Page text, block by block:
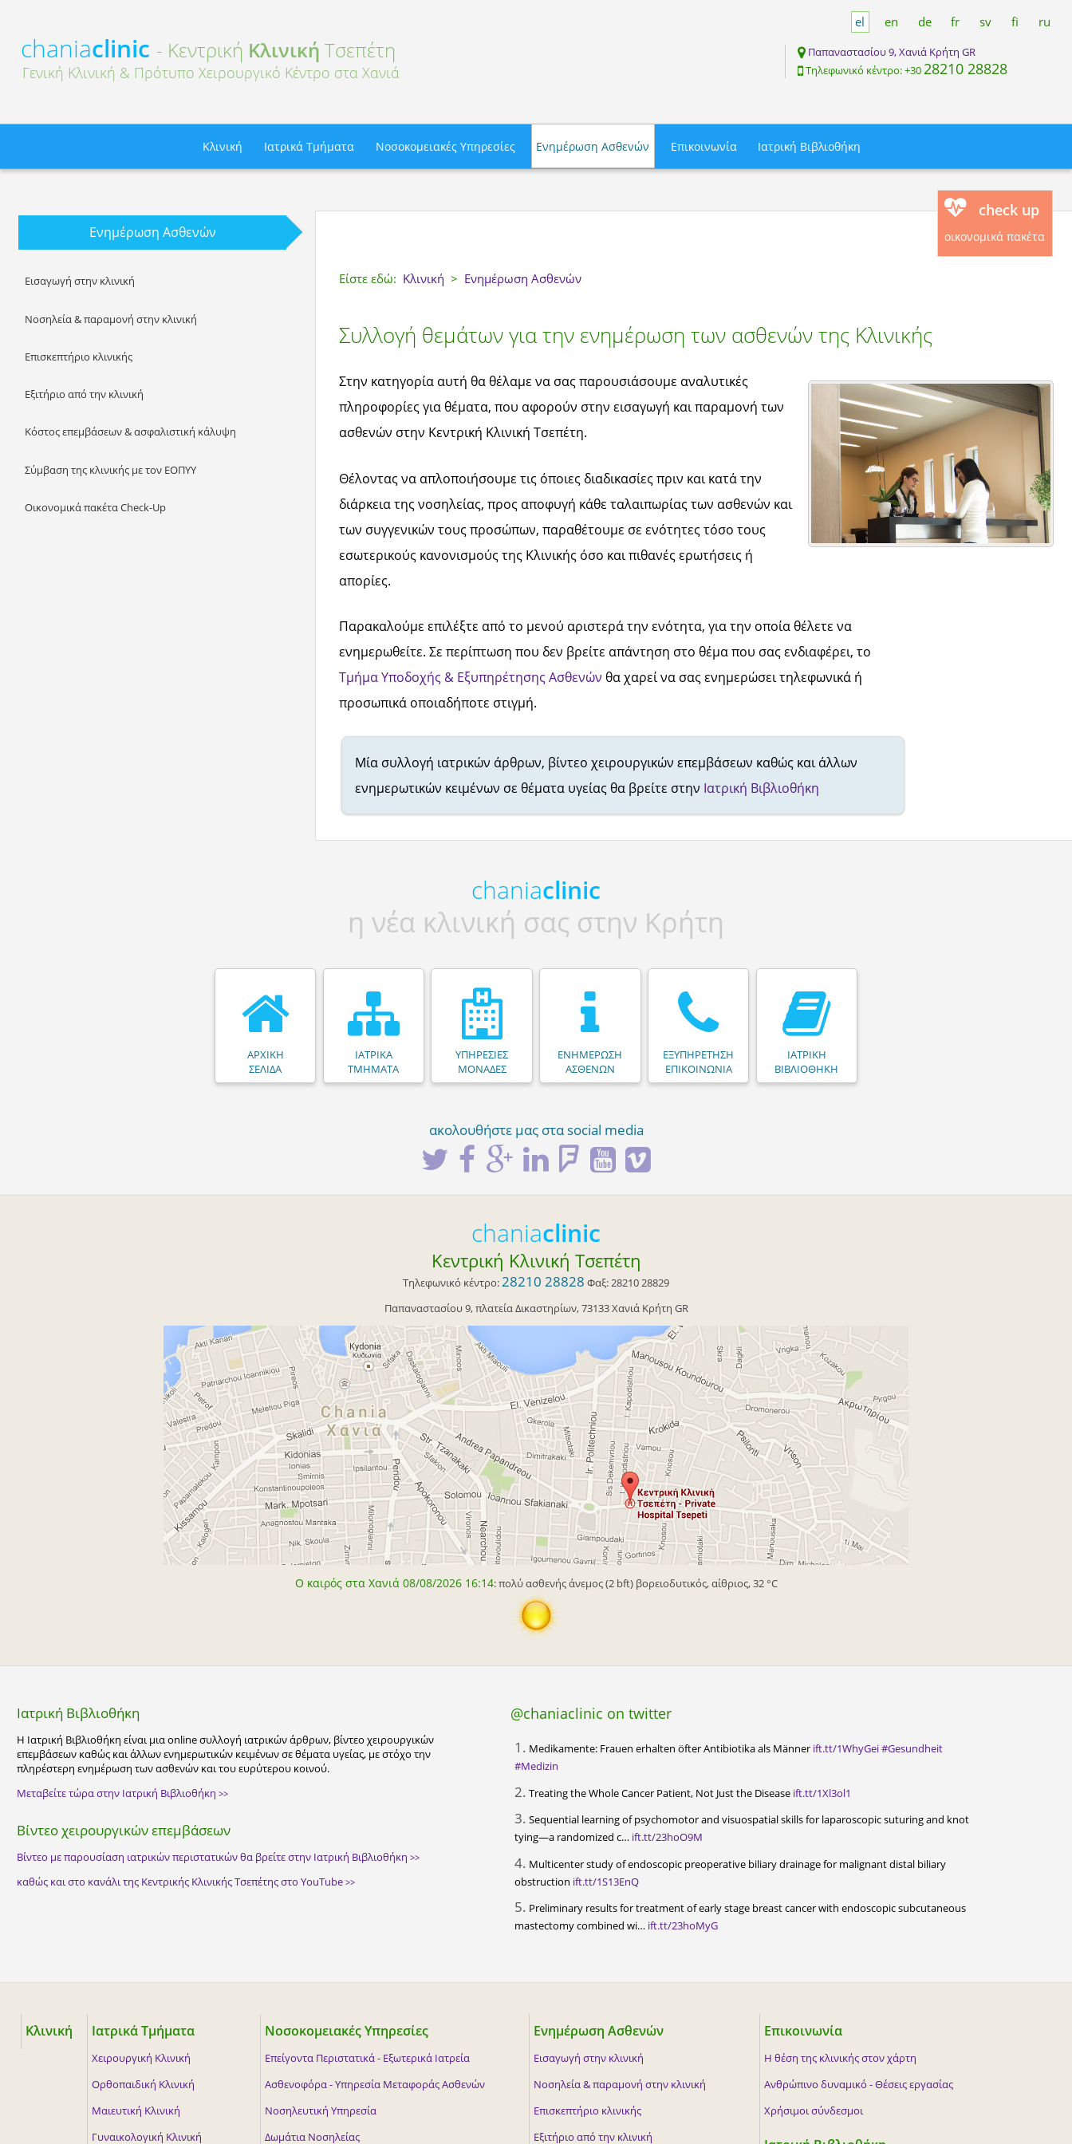
chaniaclinic - Κεντρική Κλινική Τσεπέτη
Γενική Κλινική & Πρότυπο Χειρουργικό Κέντρο στα Χανιά
el en de fr sv fi ru
Παπαναστασίου 9, Χανιά Κρήτη GR
Tηλεφωνικό κέντρο: +30 28210 28828
Κλινική Ιατρικά Τμήματα Νοσοκομειακές Υπηρεσίες Ενημέρωση Ασθενών Επικοινωνία Ιατρική Βιβλιοθήκη
check up
οικονομικά πακέτα
Είστε εδώ: Κλινική > Ενημέρωση Ασθενών
Συλλογή θεμάτων για την ενημέρωση των ασθενών της Κλινικής
Στην κατηγορία αυτή θα θέλαμε να σας παρουσιάσουμε αναλυτικές
πληροφορίες για θέματα, που αφορούν στην εισαγωγή και παραμονή των
ασθενών στην Κεντρική Κλινική Τσεπέτη.
Θέλοντας να απλοποιήσουμε τις όποιες διαδικασίες πριν και κατά την
διάρκεια της νοσηλείας, προς αποφυγή κάθε ταλαιπωρίας των ασθενών και
των συγγενικών τους προσώπων, παραθέτουμε σε ενότητες τόσο τους
εσωτερικούς κανονισμούς της Κλινικής όσο και πιθανές ερωτήσεις ή
απορίες.
Παρακαλούμε επιλέξτε από το μενού αριστερά την ενότητα, για την οποία θέλετε να
ενημερωθείτε. Σε περίπτωση που δεν βρείτε απάντηση στο θέμα που σας ενδιαφέρει, το
Τμήμα Υποδοχής & Εξυπηρέτησης Ασθενών θα χαρεί να σας ενημερώσει τηλεφωνικά ή
προσωπικά οποιαδήποτε στιγμή.
Μία συλλογή ιατρικών άρθρων, βίντεο χειρουργικών επεμβάσεων καθώς και άλλων
ενημερωτικών κειμένων σε θέματα υγείας θα βρείτε στην Ιατρική Βιβλιοθήκη
Ενημέρωση Ασθενών
Εισαγωγή στην κλινική
Νοσηλεία & παραμονή στην κλινική
Επισκεπτήριο κλινικής
Εξιτήριο από την κλινική
Κόστος επεμβάσεων & ασφαλιστική κάλυψη
Σύμβαση της κλινικής με τον ΕΟΠΥΥ
Οικονομικά πακέτα Check-Up
chaniaclinic
η νέα κλινική σας στην Κρήτη
ΑΡΧΙΚΗ
ΣΕΛΙΔΑ
ΙΑΤΡΙΚΑ
ΤΜΗΜΑΤΑ
ΥΠΗΡΕΣΙΕΣ
ΜΟΝΑΔΕΣ
ΕΝΗΜΕΡΩΣΗ
ΑΣΘΕΝΩΝ
ΕΞΥΠΗΡΕΤΗΣΗ
ΕΠΙΚΟΙΝΩΝΙΑ
ΙΑΤΡΙΚΗ
ΒΙΒΛΙΟΘΗΚΗ
ακολουθήστε μας στα social media
chaniaclinic
Κεντρική Κλινική Τσεπέτη
Τηλεφωνικό κέντρο:28210 28828 Φαξ:28210 28829
Παπαναστασίου 9, πλατεία Δικαστηρίων,73133Χανιά Κρήτη GR
Ο καιρός στα Χανιά 08/08/2026 16:14: πολύ ασθενής άνεμος (2 bft) βορειοδυτικός, αίθριος, 32 °C
Ιατρική Βιβλιοθήκη
Η Ιατρική Βιβλιοθήκη είναι μια online συλλογή ιατρικών άρθρων, βίντεο χειρουργικών
επεμβάσεων καθώς και άλλων ενημερωτικών κειμένων σε θέματα υγείας, με στόχο την
πληρέστερη ενημέρωση των ασθενών και του ευρύτερου κοινού.
Μεταβείτε τώρα στην Ιατρική Βιβλιοθήκη >>
Βίντεο χειρουργικών επεμβάσεων
Βίντεο με παρουσίαση ιατρικών περιστατικών θα βρείτε στην Ιατρική Βιβλιοθήκη >>
καθώς και στο κανάλι της Κεντρικής Κλινικής Τσεπέτης στο YouTube >>
@chaniaclinic on twitter
1. Medikamente: Frauen erhalten öfter Antibiotika als Männer ift.tt/1WhyGei#Gesundheit
#Medizin
2. Treating the Whole Cancer Patient, Not Just the Disease ift.tt/1Xl3ol1
3. Sequential learning of psychomotor and visuospatial skills for laparoscopic suturing and knot
tying—a randomized c… ift.tt/23hoO9M
4. Multicenter study of endoscopic preoperative biliary drainage for malignant distal biliary
obstruction ift.tt/1S13EnQ
5. Preliminary results for treatment of early stage breast cancer with endoscopic subcutaneous
mastectomy combined wi… ift.tt/23hoMyG
Κλινική Ιατρικά Τμήματα
Χειρουργική Κλινική
Ορθοπαιδική Κλινική
Μαιευτική Κλινική
Γυναικολογική Κλινική
Νοσοκομειακές Υπηρεσίες
Επείγοντα Περιστατικά - Εξωτερικά Ιατρεία
Ασθενοφόρα - Υπηρεσία Μεταφοράς Ασθενών
Νοσηλευτική Υπηρεσία
Δωμάτια Νοσηλείας
Ενημέρωση Ασθενών
Εισαγωγή στην κλινική
Νοσηλεία & παραμονή στην κλινική
Επισκεπτήριο κλινικής
Εξιτήριο από την κλινική
Επικοινωνία
Η θέση της κλινικής στον χάρτη
Ανθρώπινο δυναμικό - Θέσεις εργασίας
Χρήσιμοι σύνδεσμοι